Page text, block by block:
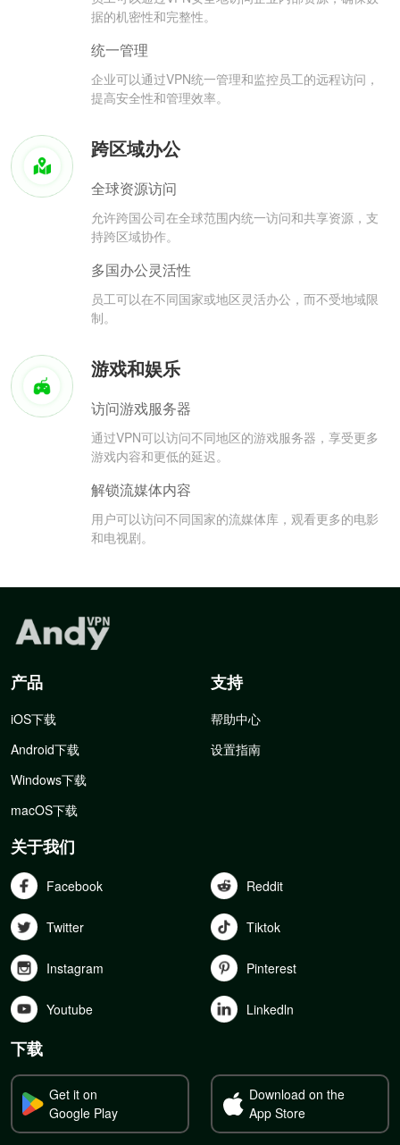
据的机密性和完整性。
统一管理
企业可以通过VPN统一管理和监控员工的远程访问，
提高安全性和管理效率。
跨区域办公
全球资源访问
允许跨国公司在全球范围内统一访问和共享资源，支
持跨区域协作。
多国办公灵活性
员工可以在不同国家或地区灵活办公，而不受地域限
制。
游戏和娱乐
访问游戏服务器
通过VPN可以访问不同地区的游戏服务器，享受更多
游戏内容和更低的延迟。
解锁流媒体内容
用户可以访问不同国家的流媒体库，观看更多的电影
和电视剧。
产品
iOS下载
Android下载
Windows下载
macOS下载
支持
帮助中心
设置指南
关于我们
Facebook Reddit
Twitter Tiktok
Instagram Pinterest
Youtube Linkedln
下载
Get it on
Google Play
Download on the
App Store